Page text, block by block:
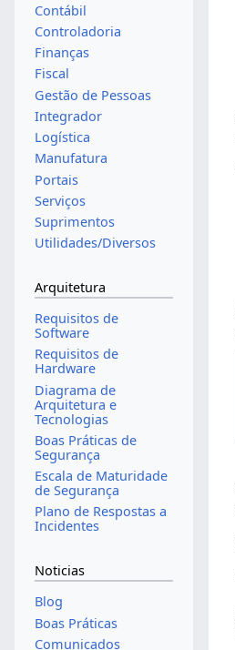
Contábil
Controladoria
Finanças
Fiscal
Gestão de Pessoas
Integrador
Logística
Manufatura
Portais
Serviços
Suprimentos
Utilidades/Diversos
Arquitetura
Requisitos de
Software
Requisitos de
Hardware
Diagrama de
Arquitetura e
Tecnologias
Boas Práticas de
Segurança
Escala de Maturidade
de Segurança
Plano de Respostas a
Incidentes
Noticias
Blog
Boas Práticas
Comunicados